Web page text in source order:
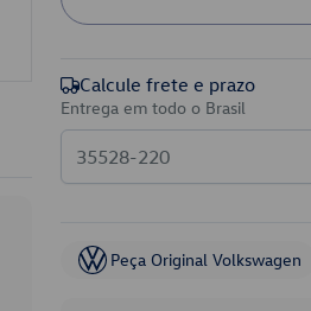
Calcule frete e prazo
Entrega em todo o Brasil
Peça Original Volkswagen